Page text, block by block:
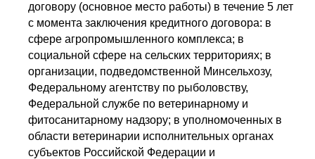
договору (основное место работы) в течение 5 лет
с момента заключения кредитного договора: в
сфере агропромышленного комплекса; в
социальной сфере на сельских территориях; в
организации, подведомственной Минсельхозу,
Федеральному агентству по рыболовству,
Федеральной службе по ветеринарному и
фитосанитарному надзору; в уполномоченных в
области ветеринарии исполнительных органах
субъектов Российской Федерации и